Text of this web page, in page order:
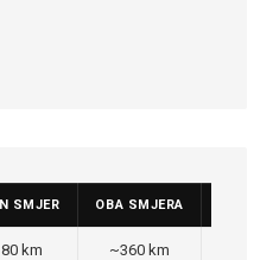
SMJER OBA SMJERA
km ~360 km